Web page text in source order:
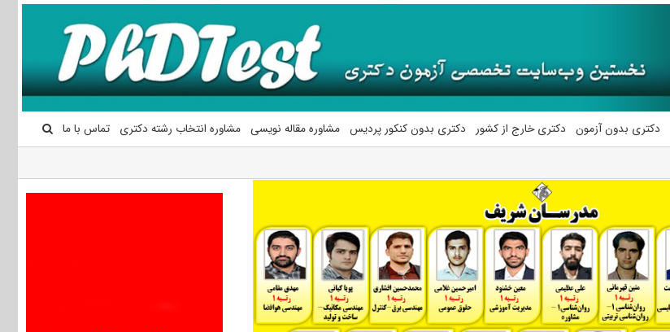
دکتری بدون آزمون دکتری خارج از کشور دکتری بدون کنکور پردیس مشاوره مقاله نویسی مشاوره انتخاب رشته دکتری تماس با ما